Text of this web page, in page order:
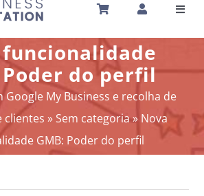
Poder do perfil
Google My Business e recolha de
clientes » Sem categoria» Nova
GMB: Poder do perfil